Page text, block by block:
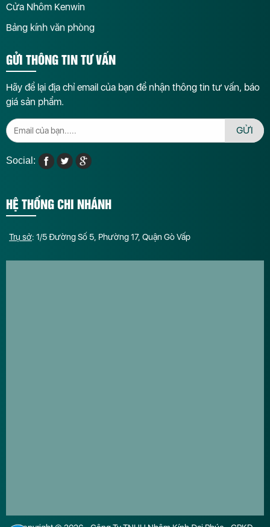
Cửa Nhôm Kenwin
Bảng kính văn phòng
GỬI THÔNG TIN TƯ VẤN
Hãy để lại địa chỉ email của bạn để nhận thông tin tư vấn, báo
giá sản phẩm.
GỬI
Social:
HỆ THỐNG CHI NHÁNH
Trụ sở: 1/5 Đường Số 5, Phường 17, Quận Gò Vấp